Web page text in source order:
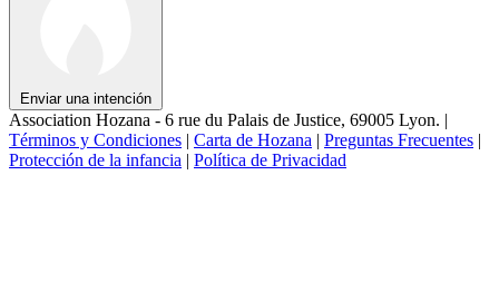
Enviar una intención
Association Hozana - 6 rue du Palais de Justice, 69005 Lyon. |
Términos y Condiciones | Carta de Hozana | Preguntas Frecuentes |
Protección de la infancia | Política de Privacidad